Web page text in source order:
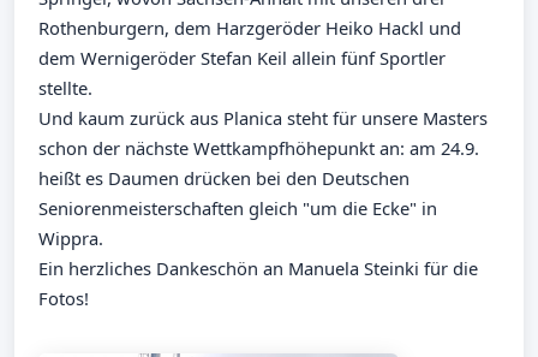
Rothenburgern, dem Harzgeröder Heiko Hackl und
dem Wernigeröder Stefan Keil allein fünf Sportler
stellte.
Und kaum zurück aus Planica steht für unsere Masters
schon der nächste Wettkampfhöhepunkt an: am 24.9.
heißt es Daumen drücken bei den Deutschen
Seniorenmeisterschaften gleich "um die Ecke" in
Wippra.
Ein herzliches Dankeschön an Manuela Steinki für die
Fotos!